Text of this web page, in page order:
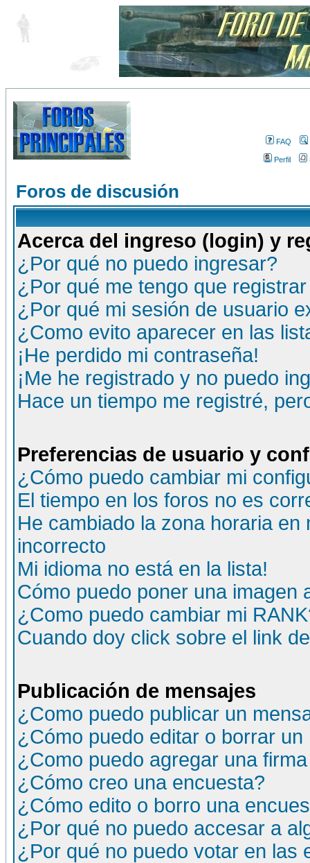
FAQ
Perfil
Foros de discusión
Acerca del ingreso (login) y
¿Por qué no puedo ingresar?
¿Por qué me tengo que
¿Por qué mi sesión de usuario
¿Como evito aparecer en las
¡He perdido mi contraseña!
¡Me he registrado y no puedo
Hace un tiempo me registré,
Preferencias de usuario y
¿Cómo puedo cambiar mi
El tiempo en los foros no es
He cambiado la zona horaria
incorrecto
Mi idioma no está en la lista!
Cómo puedo poner una imagen
¿Como puedo cambiar mi
Cuando doy click sobre el link
Publicación de mensajes
¿Como puedo publicar un
¿Cómo puedo editar o borrar un
¿Como puedo agregar una
¿Cómo creo una encuesta?
¿Cómo edito o borro una
¿Por qué no puedo accesar a
¿Por qué no puedo votar en las